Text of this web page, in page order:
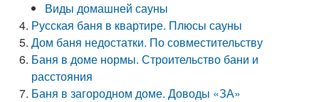
Виды домашней сауны
Русская баня в квартире. Плюсы сауны
Дом баня недостатки. По совместительству
Баня в доме нормы. Строительство бани и
расстояния
Баня в загородном доме. Доводы «ЗА»